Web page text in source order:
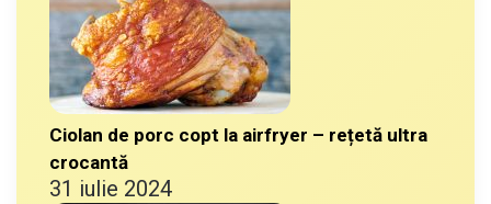
Ciolan de porc copt la airfryer – rețetă ultra
crocantă
31 iulie 2024